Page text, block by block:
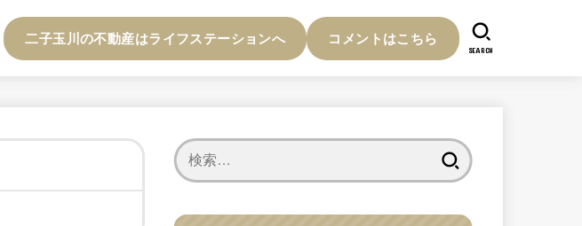
二子玉川の不動産はライフステーションへ コメントはこちら
SEARCH